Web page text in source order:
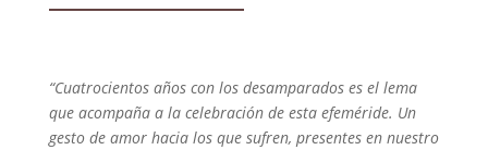
“Cuatrocientos años con los desamparados es el lema
que acompaña a la celebración de esta efeméride. Un
gesto de amor hacia los que sufren, presentes en nuestro